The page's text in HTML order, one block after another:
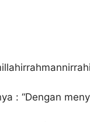
: “Dengan